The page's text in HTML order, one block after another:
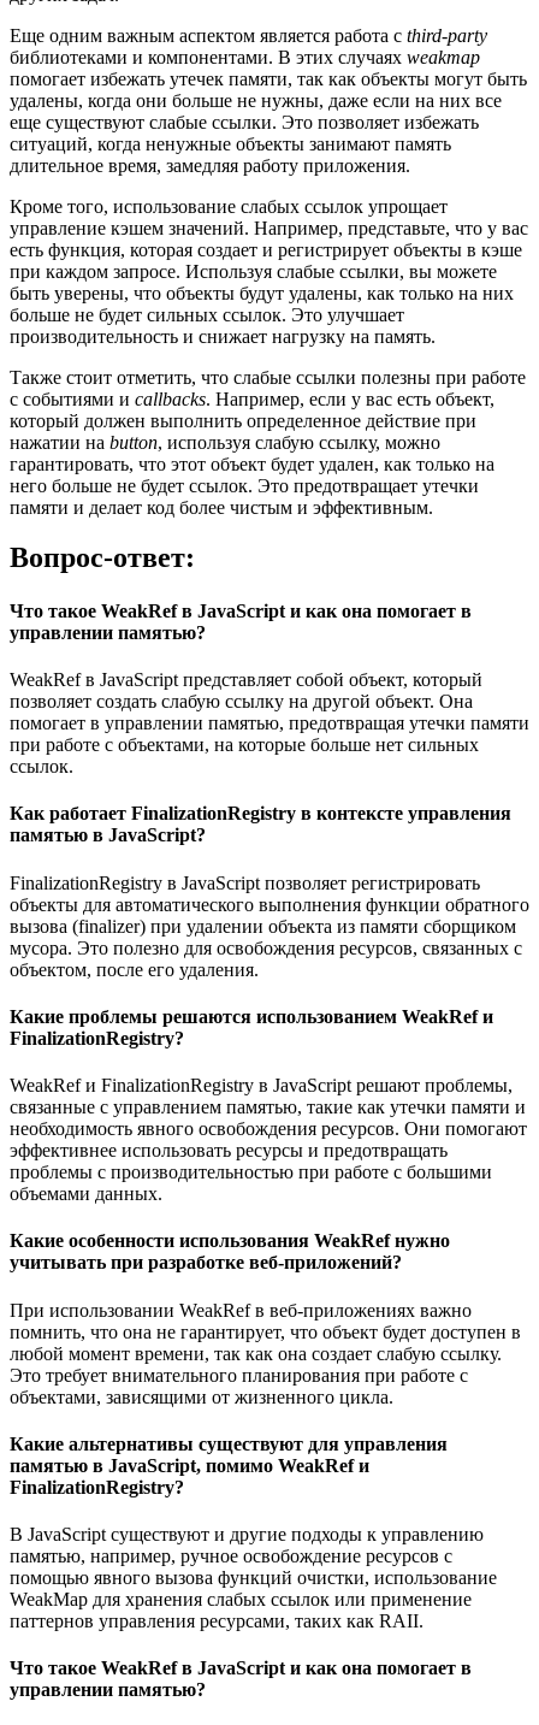
Еще одним важным аспектом является работа с third-party
библиотеками и компонентами. В этих случаях weakmap
помогает избежать утечек памяти, так как объекты могут быть
удалены, когда они больше не нужны, даже если на них все
еще существуют слабые ссылки. Это позволяет избежать
ситуаций, когда ненужные объекты занимают память
длительное время, замедляя работу приложения.
Кроме того, использование слабых ссылок упрощает
управление кэшем значений. Например, представьте, что у вас
есть функция, которая создает и регистрирует объекты в кэше
при каждом запросе. Используя слабые ссылки, вы можете
быть уверены, что объекты будут удалены, как только на них
больше не будет сильных ссылок. Это улучшает
производительность и снижает нагрузку на память.
Также стоит отметить, что слабые ссылки полезны при работе
с событиями и callbacks. Например, если у вас есть объект,
который должен выполнить определенное действие при
нажатии на button, используя слабую ссылку, можно
гарантировать, что этот объект будет удален, как только на
него больше не будет ссылок. Это предотвращает утечки
памяти и делает код более чистым и эффективным.
Вопрос-ответ:
Что такое WeakRef в JavaScript и как она помогает в
управлении памятью?
WeakRef в JavaScript представляет собой объект, который
позволяет создать слабую ссылку на другой объект. Она
помогает в управлении памятью, предотвращая утечки памяти
при работе с объектами, на которые больше нет сильных
ссылок.
Как работает FinalizationRegistry в контексте управления
памятью в JavaScript?
FinalizationRegistry в JavaScript позволяет регистрировать
объекты для автоматического выполнения функции обратного
вызова (finalizer) при удалении объекта из памяти сборщиком
мусора. Это полезно для освобождения ресурсов, связанных с
объектом, после его удаления.
Какие проблемы решаются использованием WeakRef и
FinalizationRegistry?
WeakRef и FinalizationRegistry в JavaScript решают проблемы,
связанные с управлением памятью, такие как утечки памяти и
необходимость явного освобождения ресурсов. Они помогают
эффективнее использовать ресурсы и предотвращать
проблемы с производительностью при работе с большими
объемами данных.
Какие особенности использования WeakRef нужно
учитывать при разработке веб-приложений?
При использовании WeakRef в веб-приложениях важно
помнить, что она не гарантирует, что объект будет доступен в
любой момент времени, так как она создает слабую ссылку.
Это требует внимательного планирования при работе с
объектами, зависящими от жизненного цикла.
Какие альтернативы существуют для управления
памятью в JavaScript, помимо WeakRef и
FinalizationRegistry?
В JavaScript существуют и другие подходы к управлению
памятью, например, ручное освобождение ресурсов с
помощью явного вызова функций очистки, использование
WeakMap для хранения слабых ссылок или применение
паттернов управления ресурсами, таких как RAII.
Что такое WeakRef в JavaScript и как она помогает в
управлении памятью?